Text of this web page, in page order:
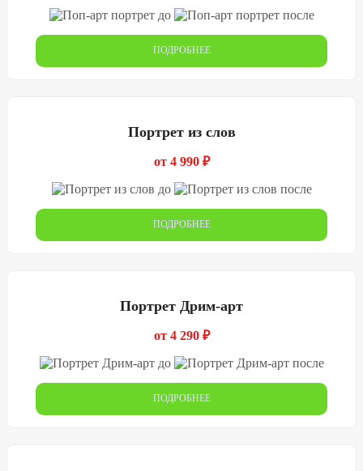
ПОДРОБНЕЕ
Портрет из слов
от 4 990 ₽
ПОДРОБНЕЕ
Портрет Дрим-арт
от 4 290 ₽
ПОДРОБНЕЕ